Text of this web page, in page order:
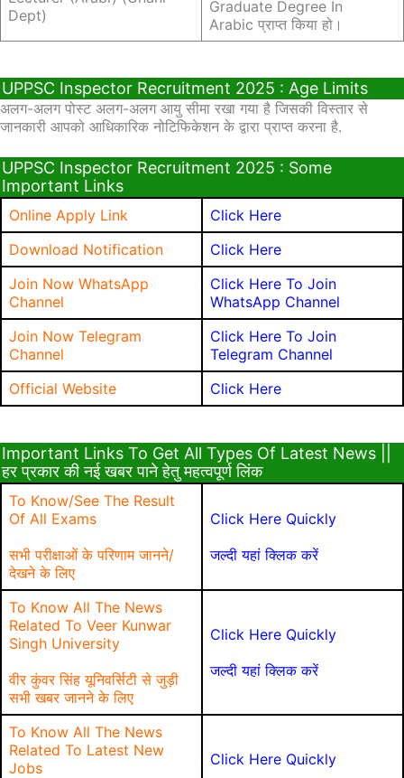
Dept)
Graduate Degree In
Arabic प्राप्त किया हो।
UPPSC Inspector Recruitment 2025 : Age Limits
अलग-अलग पोस्ट अलग-अलग आयु सीमा रखा गया है जिसकी विस्तार से
जानकारी आपको आधिकारिक नोटिफिकेशन के द्वारा प्राप्त करना है.
UPPSC Inspector Recruitment 2025 : Some
Important Links
Online Apply Link
Click Here
Download Notification
Click Here
Join Now WhatsApp
Channel
Click Here To Join
WhatsApp Channel
Join Now Telegram
Channel
Click Here To Join
Telegram Channel
Official Website
Click Here
Important Links To Get All Types Of Latest News ||
हर प्रकार की नई खबर पाने हेतु महत्वपूर्ण लिंक
To Know/See The Result
Of All Exams
सभी परीक्षाओं के परिणाम जानने/
देखने के लिए
Click Here Quickly
जल्दी यहां क्लिक करें
To Know All The News
Related To Veer Kunwar
Singh University
वीर कुंवर सिंह यूनिवर्सिटी से जुड़ी
सभी खबर जानने के लिए
Click Here Quickly
जल्दी यहां क्लिक करें
To Know All The News
Related To Latest New
Jobs
Click Here Quickly